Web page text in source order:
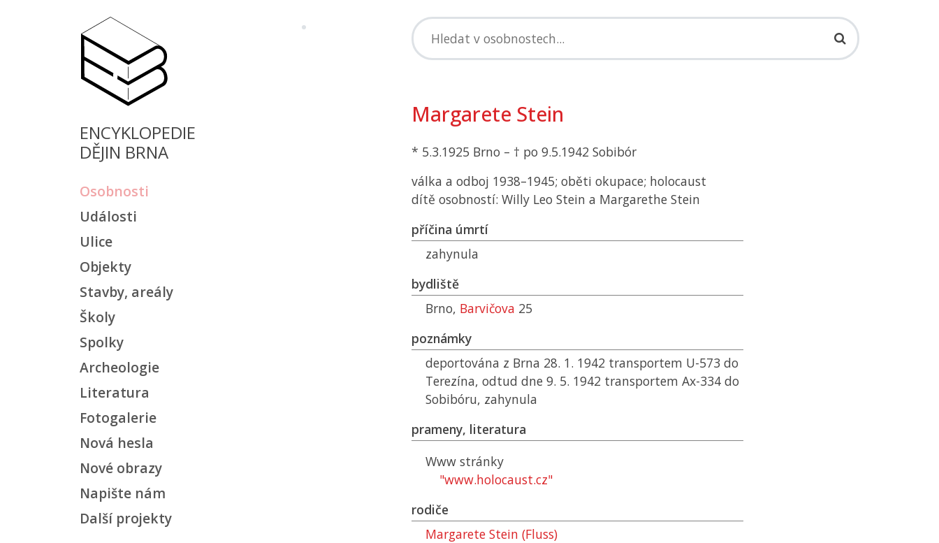
ENCYKLOPEDIE
DĚJIN BRNA
Osobnosti
Události
Ulice
Objekty
Stavby, areály
Školy
Spolky
Archeologie
Literatura
Fotogalerie
Nová hesla
Nové obrazy
Napište nám
Další projekty
Margarete Stein
* 5.3.1925 Brno – † po 9.5.1942 Sobibór
válka a odboj 1938–1945; oběti okupace; holocaust
dítě osobností: Willy Leo Stein a Margarethe Stein
příčina úmrtí
zahynula
bydliště
Brno, Barvičova 25
poznámky
deportována z Brna 28. 1. 1942 transportem U-573 do
Terezína, odtud dne 9. 5. 1942 transportem Ax-334 do
Sobibóru, zahynula
prameny, literatura
Www stránky
"www.holocaust.cz"
rodiče
Margarete Stein (Fluss)